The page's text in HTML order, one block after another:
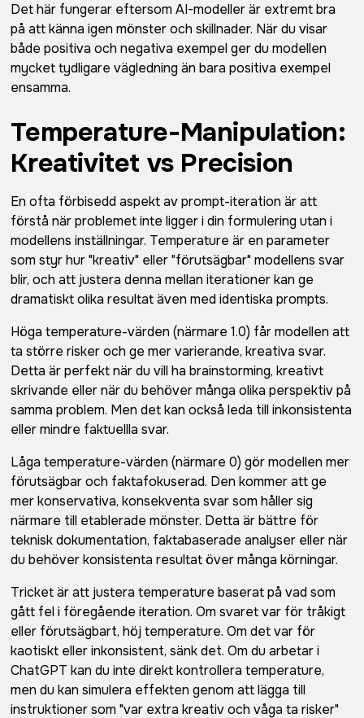
Det här fungerar eftersom AI-modeller är extremt bra
på att känna igen mönster och skillnader. När du visar
både positiva och negativa exempel ger du modellen
mycket tydligare vägledning än bara positiva exempel
ensamma.
Temperature-Manipulation:
Kreativitet vs Precision
En ofta förbisedd aspekt av prompt-iteration är att
förstå när problemet inte ligger i din formulering utan i
modellens inställningar. Temperature är en parameter
som styr hur "kreativ" eller "förutsägbar" modellens svar
blir, och att justera denna mellan iterationer kan ge
dramatiskt olika resultat även med identiska prompts.
Höga temperature-värden (närmare 1.0) får modellen att
ta större risker och ge mer varierande, kreativa svar.
Detta är perfekt när du vill ha brainstorming, kreativt
skrivande eller när du behöver många olika perspektiv på
samma problem. Men det kan också leda till inkonsistenta
eller mindre faktuellla svar.
Låga temperature-värden (närmare 0) gör modellen mer
förutsägbar och faktafokuserad. Den kommer att ge
mer konservativa, konsekventa svar som håller sig
närmare till etablerade mönster. Detta är bättre för
teknisk dokumentation, faktabaserade analyser eller när
du behöver konsistenta resultat över många körningar.
Tricket är att justera temperature baserat på vad som
gått fel i föregående iteration. Om svaret var för tråkigt
eller förutsägbart, höj temperature. Om det var för
kaotiskt eller inkonsistent, sänk det. Om du arbetar i
ChatGPT kan du inte direkt kontrollera temperature,
men du kan simulera effekten genom att lägga till
instruktioner som "var extra kreativ och våga ta risker"